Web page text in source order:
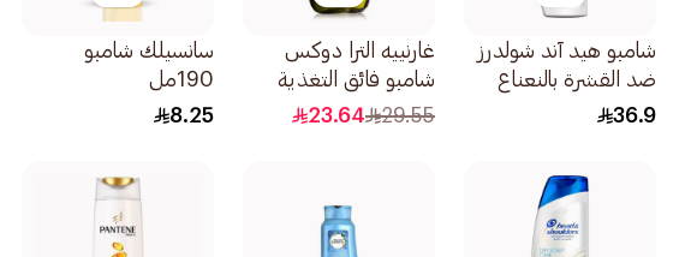
شامبو هيد آند شولدرز
ضد القشرة بالنعناع
المنعش يتحكم في
36.9
غارنييه الترا دوكس
شامبو فائق التغذية
والإصلاح بالزيتون
29.55
23.64
سانسيلك شامبو
190مل
8.25